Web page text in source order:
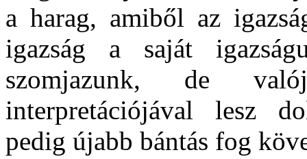
a harag, amiből az
igazság a saját
szomjazunk, de
interpretációjával lesz
pedig újabb bántás fog